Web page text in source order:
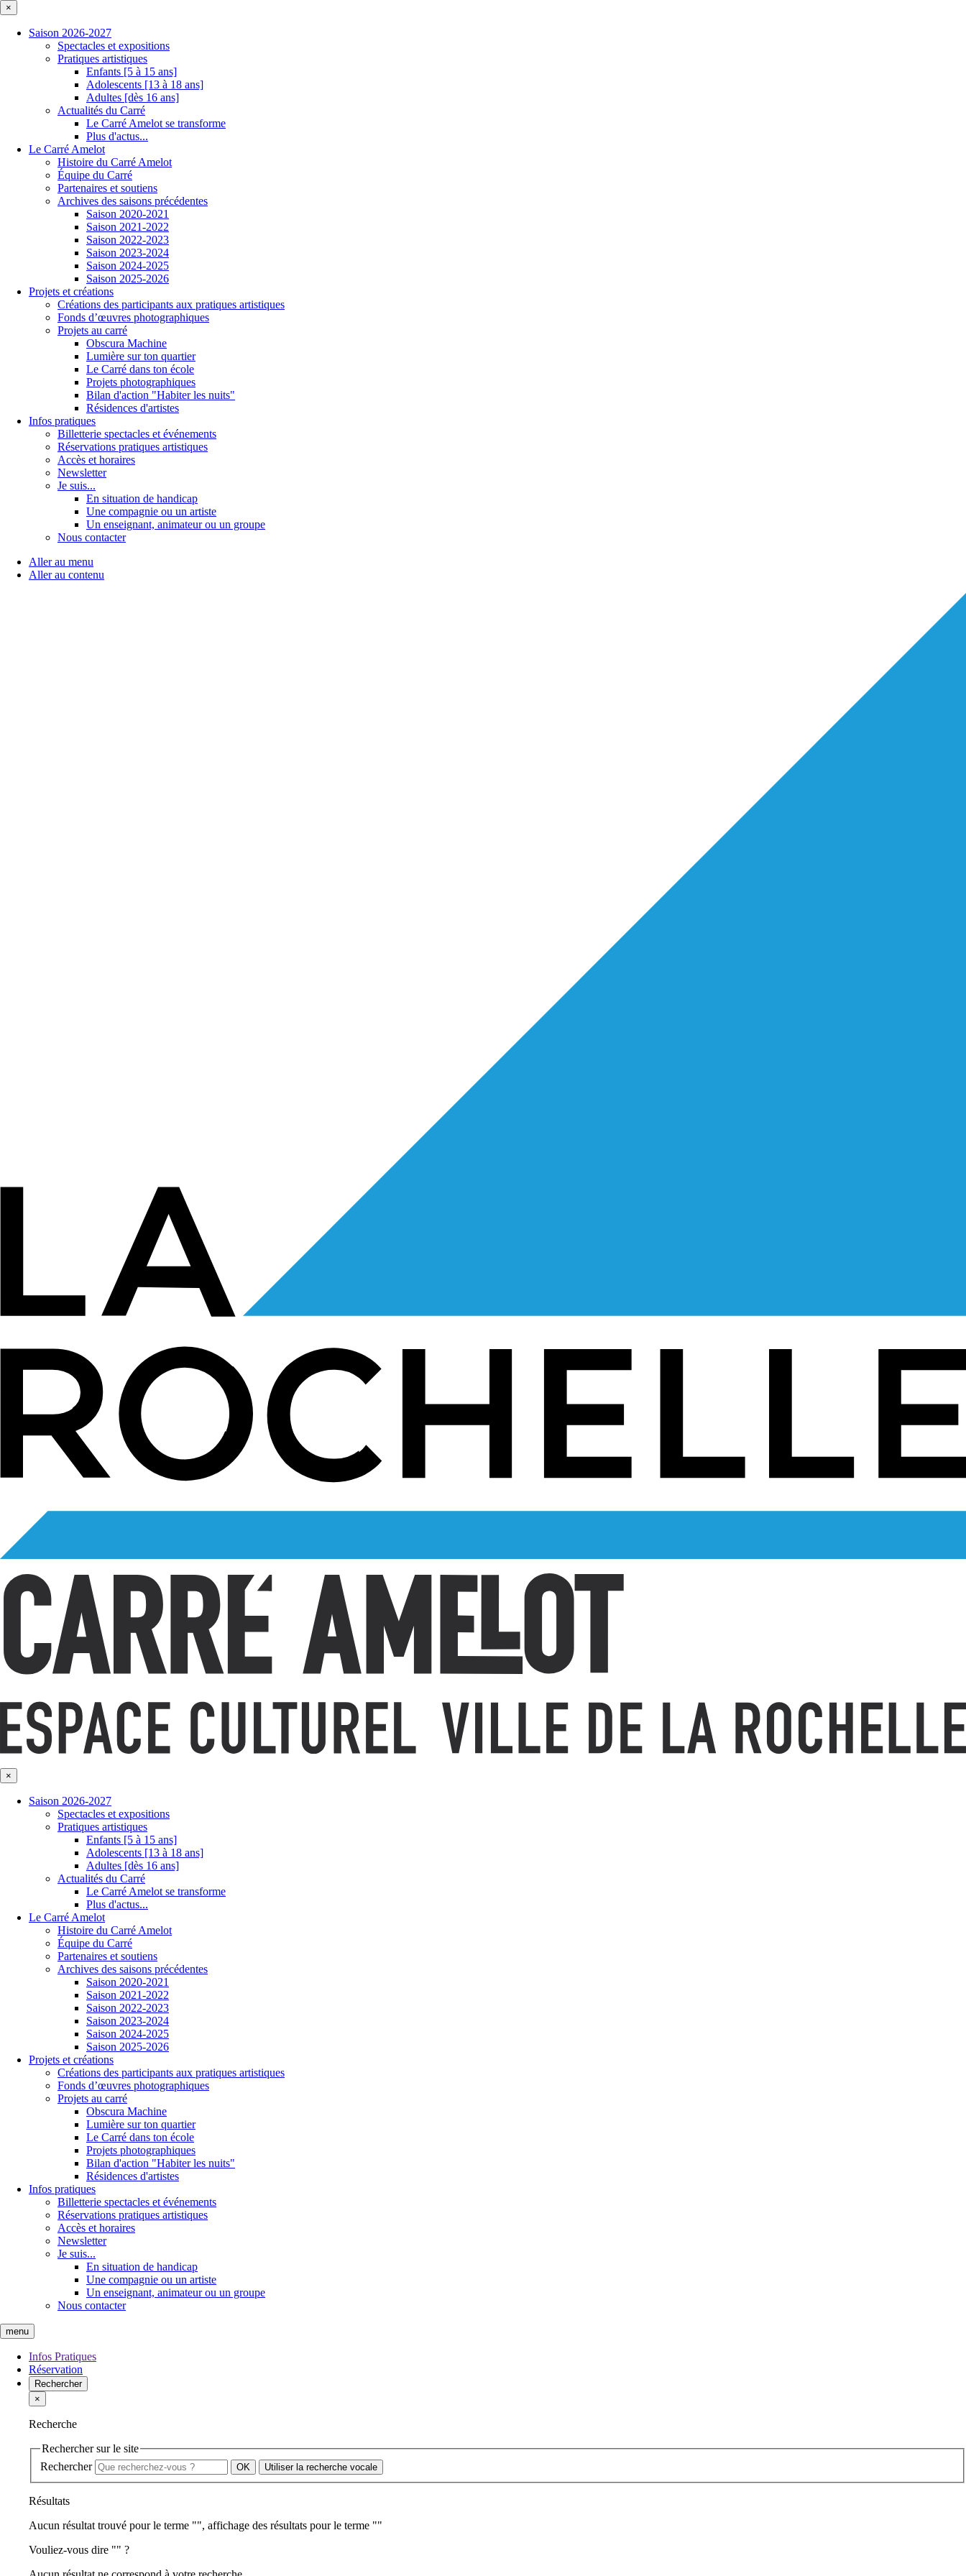
×
Saison 2026-2027
Spectacles et expositions
Pratiques artistiques
Enfants [5 à 15 ans]
Adolescents [13 à 18 ans]
Adultes [dès 16 ans]
Actualités du Carré
Le Carré Amelot se transforme
Plus d'actus...
Le Carré Amelot
Histoire du Carré Amelot
Équipe du Carré
Partenaires et soutiens
Archives des saisons précédentes
Saison 2020-2021
Saison 2021-2022
Saison 2022-2023
Saison 2023-2024
Saison 2024-2025
Saison 2025-2026
Projets et créations
Créations des participants aux pratiques artistiques
Fonds d’œuvres photographiques
Projets au carré
Obscura Machine
Lumière sur ton quartier
Le Carré dans ton école
Projets photographiques
Bilan d'action "Habiter les nuits"
Résidences d'artistes
Infos pratiques
Billetterie spectacles et événements
Réservations pratiques artistiques
Accès et horaires
Newsletter
Je suis...
En situation de handicap
Une compagnie ou un artiste
Un enseignant, animateur ou un groupe
Nous contacter
Aller au menu
Aller au contenu
×
Saison 2026-2027
Spectacles et expositions
Pratiques artistiques
Enfants [5 à 15 ans]
Adolescents [13 à 18 ans]
Adultes [dès 16 ans]
Actualités du Carré
Le Carré Amelot se transforme
Plus d'actus...
Le Carré Amelot
Histoire du Carré Amelot
Équipe du Carré
Partenaires et soutiens
Archives des saisons précédentes
Saison 2020-2021
Saison 2021-2022
Saison 2022-2023
Saison 2023-2024
Saison 2024-2025
Saison 2025-2026
Projets et créations
Créations des participants aux pratiques artistiques
Fonds d’œuvres photographiques
Projets au carré
Obscura Machine
Lumière sur ton quartier
Le Carré dans ton école
Projets photographiques
Bilan d'action "Habiter les nuits"
Résidences d'artistes
Infos pratiques
Billetterie spectacles et événements
Réservations pratiques artistiques
Accès et horaires
Newsletter
Je suis...
En situation de handicap
Une compagnie ou un artiste
Un enseignant, animateur ou un groupe
Nous contacter
menu
Infos Pratiques
Réservation
Rechercher
×
Recherche
Rechercher sur le site
Rechercher
Utiliser la recherche vocale
Résultats
Aucun résultat trouvé pour le terme "", affichage des résultats pour le terme ""
Vouliez-vous dire "" ?